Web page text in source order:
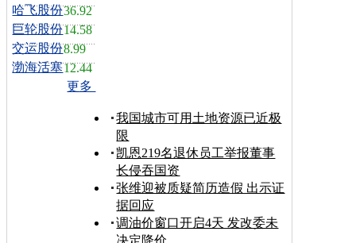
哈飞股份36.92
巨轮股份14.58
交运股份8.99
渤海活塞12.44
更多
我国城市可用土地资源已近极
限
凯恩219名退休员工举报董事
长侵吞国资
张维迎被质疑简历造假 出示证
据回应
调油价窗口开启4天 发改委未